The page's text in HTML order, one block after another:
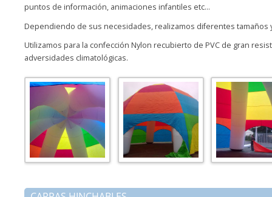
puntos de información, animaciones infantiles etc…
Dependiendo de sus necesidades, realizamos diferentes tamaños
Utilizamos para la confección Nylon recubierto de PVC de gran
adversidades climatológicas.